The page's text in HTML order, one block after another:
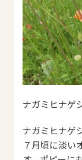
ナガミヒナゲ
ナガミヒナゲ
７月頃に淡い